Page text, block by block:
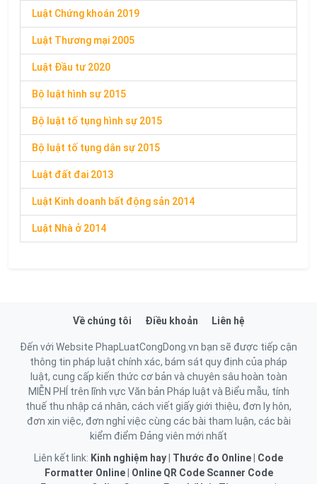
Luật Chứng khoán 2019
Luật Thương mại 2005
Luật Đầu tư 2020
Bộ luật hình sự 2015
Bộ luật tố tụng hình sự 2015
Bộ luật tố tụng dân sự 2015
Luật đất đai 2013
Luật Kinh doanh bất động sản 2014
Luật Nhà ở 2014
Về chúng tôi Điều khoản Liên hệ
Đến với Website PhapLuatCongDong.vn bạn sẽ được tiếp cận
thông tin pháp luật chính xác, bám sát quy định của pháp
luật, cung cấp kiến thức cơ bản và chuyên sâu hoàn toàn
MIỄN PHÍ trên lĩnh vực Văn bản Pháp luật và Biểu mẫu, tính
thuế thu nhập cá nhân, cách viết giấy giới thiệu, đơn ly hôn,
đơn xin việc, đơn nghỉ việc cùng các bài tham luận, các bài
kiểm điểm Đảng viên mới nhất
Liên kết link: Kinh nghiệm hay Thước đo Online
Code
Formatter Online| Online QR Code Scanner Code